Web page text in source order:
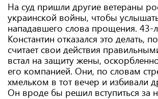
На суд пришли другие ветераны
украинской войны, чтобы
нападавшего слова прощения. 43-
Константин отказался это делать,
считает свои действия
встал на защиту жены,
его компанией. Они, по словам
хмельком в тот вечер и избивали
Он вроде бы решил вступиться за